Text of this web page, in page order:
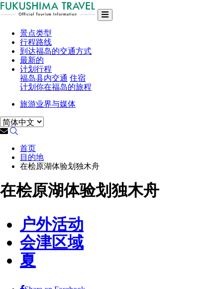
景点类型
行程路线
到达福岛的交通方式
最新的
计划行程
福岛县内交通 住宿
计划你在福岛的旅程
旅游业界与媒体
首页
目的地
在桧原湖体验划独木舟
在桧原湖体验划独木舟
户外活动
会津区域
夏